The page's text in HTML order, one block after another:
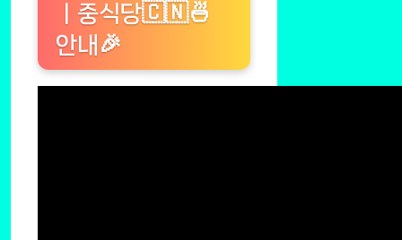
ㅣ중식당🇨🇳🍜
안내🎉